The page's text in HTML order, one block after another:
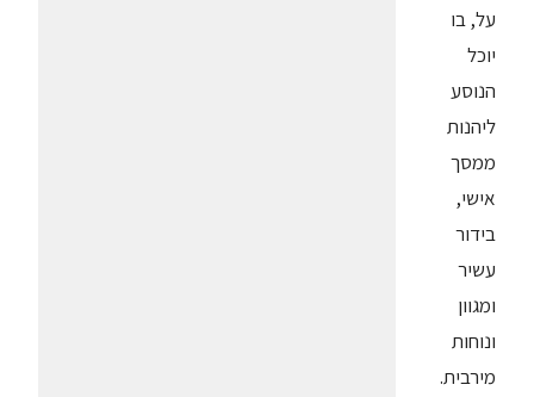
על, בו
יוכל
הנוסע
ליהנות
ממסך
אישי,
בידור
עשיר
ומגוון
ונוחות
מירבית.